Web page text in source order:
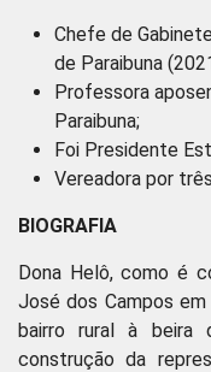
Chefe de
de Paraibuna
Professora
Paraibuna;
Foi Presidente
Vereadora por
BIOGRAFIA
Dona Helô, como é
José dos Campos
bairro rural à beira
construção da